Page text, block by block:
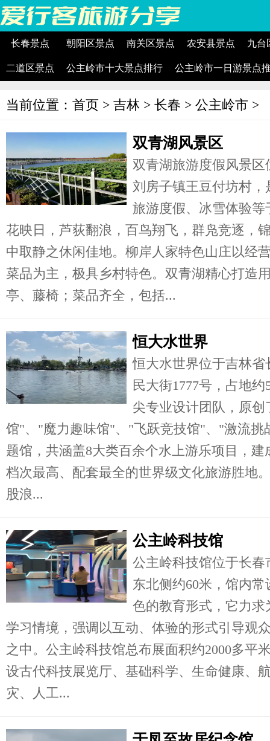
长春景点 朝阳区景点 南关区景点 农安县景点 九台
二道区景点 公主岭市十大景点排行 公主岭市一日游景点
当前位置： 首页 > 吉林 > 长春 > 公主岭市 >
双青湖风景区
双青湖旅游度假风景
刘房子镇王豆付坊村
旅游度假、冰雪体验
花映日，芦荻翻浪，百鸟翔飞，群凫竞逐，
中取静之休闲佳地。柳岸人家特色山庄以经
菜品为主，极具乡村特色。双青湖精心打造
亭、藤椅；菜品齐全，包括...
恒大水世界
恒大水世界位于吉林
民大街1777号，占地
尖专业设计团队，原
馆"、"魔力趣味馆"、"飞跃竞技馆"、"激流挑
题馆，共涵盖8大类百余个水上游乐项目，
档次最高、配套最全的世界级文化旅游胜地
股浪...
公主岭科技馆
公主岭科技馆位于长
东北侧约60米，馆内
色的教育形式，它力
学习情境，强调以互动、体验的形式引导观
之中。公主岭科技馆总布展面积约2000多平
设古代科技展览厅、基础科学、生命健康、
灾、人工...